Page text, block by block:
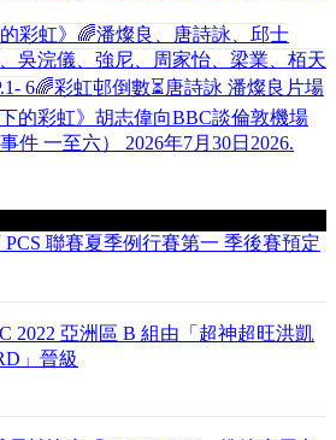
彩虹》🌈潘燦良、唐詩詠、邱士
吳浣儀、強尼、周家怡、梁業、栢天
6🌈彩虹邨倒數⏳唐詩詠 潘燦良片場
的彩虹》 胡志偉向BBC談倫敦機場
件 一至六） 2026年7月30日 2026.
PCS 聯賽夏季例行賽第一 季後賽預定
2022 亞洲區 B 組由「超神超旺洪凱
」晉級